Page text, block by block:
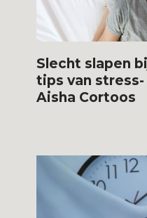
Slecht slapen
tips van
Aisha Cortoos